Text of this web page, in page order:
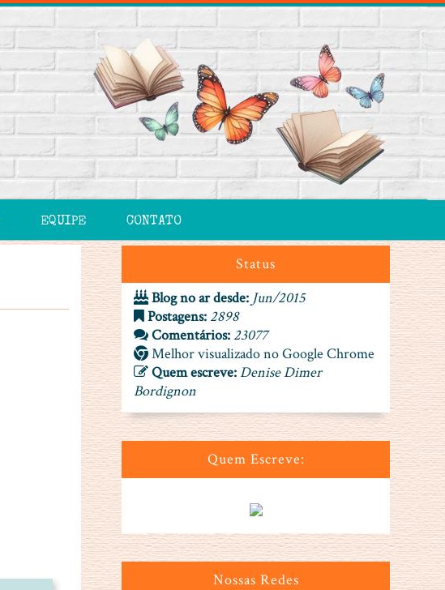
EQUIPE CONTATO
Status
Blog no ar desde: Jun/2015
Postagens: 2898
Comentários: 23077
Melhor visualizado no Google Chrome
Quem escreve:Denise Dimer
Bordignon
Quem Escreve:
Nossas Redes